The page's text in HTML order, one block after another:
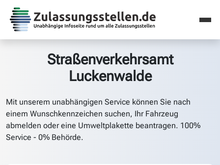
Straßenverkehrsamt
Luckenwalde
Mit unserem unabhängigen Service können Sie nach
einem Wunschkennzeichen suchen, Ihr Fahrzeug
abmelden oder eine Umweltplakette beantragen. 100%
Service - 0% Behörde.